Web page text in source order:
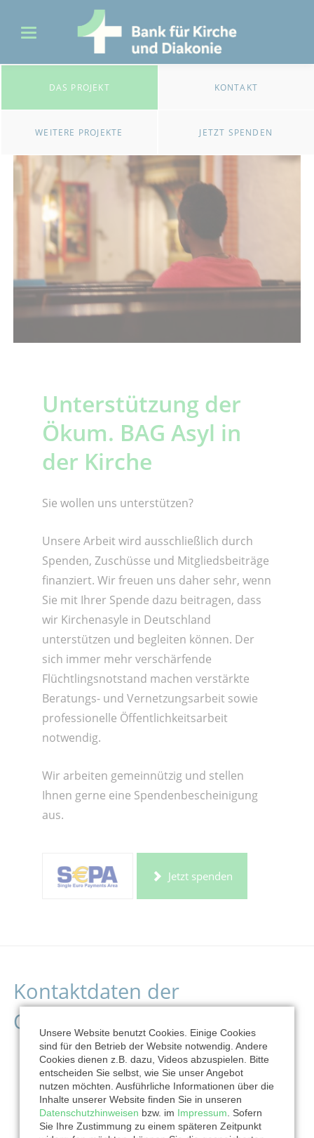
DAS PROJEKT KONTAKT
WEITERE PROJEKTE JETZT SPENDEN
Unterstützung der
Ökum. BAG Asyl in
der Kirche
Sie wollen uns unterstützen?
Unsere Arbeit wird ausschließlich durch
Spenden, Zuschüsse und Mitgliedsbeiträge
finanziert. Wir freuen uns daher sehr, wenn
Sie mit Ihrer Spende dazu beitragen, dass
wir Kirchenasyle in Deutschland
unterstützen und begleiten können. Der
sich immer mehr verschärfende
Flüchtlingsnotstand machen verstärkte
Beratungs- und Vernetzungsarbeit sowie
professionelle Öffentlichkeitsarbeit
notwendig.
Wir arbeiten gemeinnützig und stellen
Ihnen gerne eine Spendenbescheinigung
aus.
Jetzt spenden
Kontaktdaten der
Organisation
Unsere Website benutzt Cookies. Einige Cookies
sind für den Betrieb der Website notwendig. Andere
Cookies dienen z.B. dazu, Videos abzuspielen. Bitte
entscheiden Sie selbst, wie Sie unser Angebot
nutzen möchten. Ausführliche Informationen über die
Inhalte unserer Website finden Sie in unseren
Datenschutzhinweisen bzw. im Impressum . Sofern
Sie Ihre Zustimmung zu einem späteren Zeitpunkt